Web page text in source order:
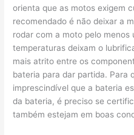
orienta que as motos exigem
recomendado é não deixar a
rodar com a moto pelo menos
temperaturas deixam o
mais atrito entre os
bateria para dar partida. Para
imprescindível que a bateria
da bateria, é preciso se
também estejam em boas